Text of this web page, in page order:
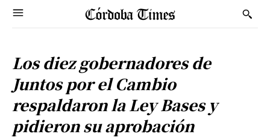
Los diez gobernadores de
Juntos por el Cambio
respaldaron la Ley Bases y
pidieron su aprobación